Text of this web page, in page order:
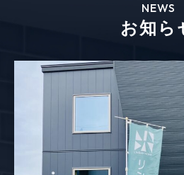
NEWS
お知ら